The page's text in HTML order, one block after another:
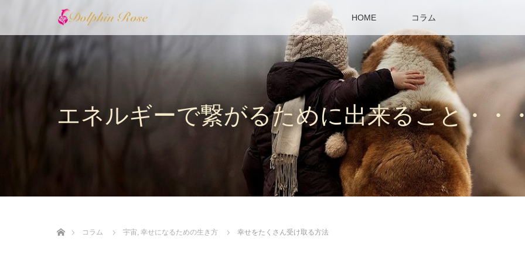
HOME コラム
エネルギーで繋がるために出来ること・・
コラム
宇宙, 幸せになるための生き方 幸せをたくさん受け取る方法